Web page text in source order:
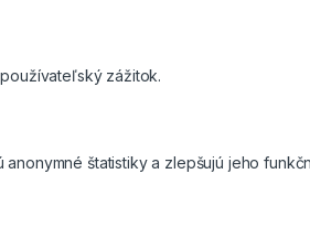
zážitok.
štatistiky a zlepšujú jeho